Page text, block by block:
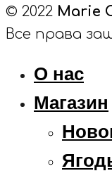
© 2022 Marie
Все права
О нас
Магазин